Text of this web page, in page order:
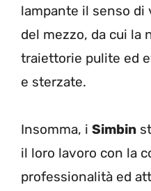
lampante il senso di
del mezzo, da cui la
traiettorie pulite ed
e sterzate.
Insomma, i Simbin
il loro lavoro con la
professionalità ed